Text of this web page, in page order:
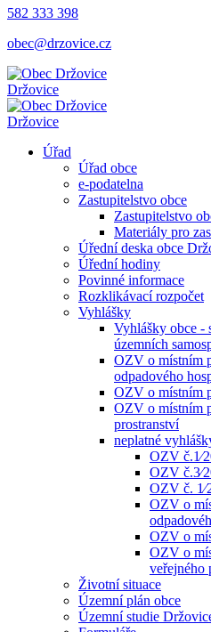
582 333 398
obec@drzovice.cz
Držovice
Držovice
Úřad
Úřad obce
e-podatelna
Zastupitelstvo obce
Zastupitelstvo
Materiály pro
Úřední deska obce
Úřední hodiny
Povinné informace
Rozklikávací rozpočet
Vyhlášky
Vyhlášky obce -
územních
OZV o místním
odpadového
OZV o místním
OZV o místním
prostranství
neplatné
OZV
OZV
OZV č.
OZV o
OZV o
OZV o
veřejného
Životní situace
Územní plán obce
Územní studie